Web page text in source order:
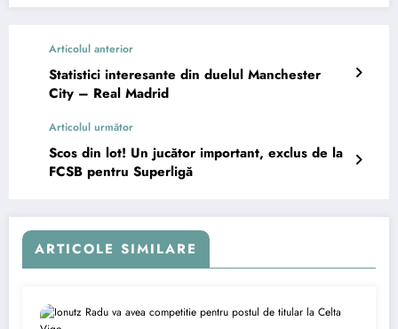
Articolul anterior
Statistici interesante din duelul Manchester
City – Real Madrid
Articolul următor
Scos din lot! Un jucător important, exclus de la
FCSB pentru Superligă
ARTICOLE SIMILARE